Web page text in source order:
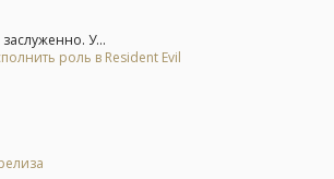
У...
роль в Resident Evil